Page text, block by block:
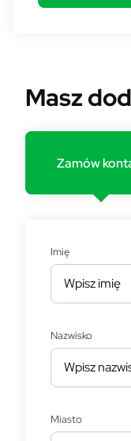
Masz
Zamów
Imię
Nazwisko
Miasto